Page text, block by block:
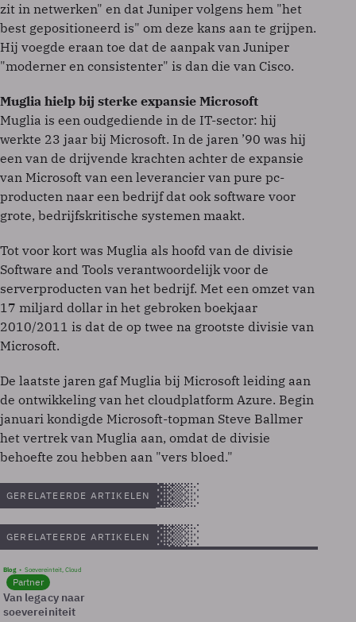
zit in netwerken" en dat Juniper volgens hem "het
best gepositioneerd is" om deze kans aan te grijpen.
Hij voegde eraan toe dat de aanpak van Juniper
"moderner en consistenter" is dan die van Cisco.
Muglia hielp bij sterke expansie Microsoft
Muglia is een oudgediende in de IT-sector: hij
werkte 23 jaar bij Microsoft. In de jaren ’90 was hij
een van de drijvende krachten achter de expansie
van Microsoft van een leverancier van pure pc-
producten naar een bedrijf dat ook software voor
grote, bedrijfskritische systemen maakt.
Tot voor kort was Muglia als hoofd van de divisie
Software and Tools verantwoordelijk voor de
serverproducten van het bedrijf. Met een omzet van
17 miljard dollar in het gebroken boekjaar
2010/2011 is dat de op twee na grootste divisie van
Microsoft.
De laatste jaren gaf Muglia bij Microsoft leiding aan
de ontwikkeling van het cloudplatform Azure. Begin
januari kondigde Microsoft-topman Steve Ballmer
het vertrek van Muglia aan, omdat de divisie
behoefte zou hebben aan "vers bloed."
GERELATEERDE ARTIKELEN
GERELATEERDE ARTIKELEN
Blog Soevereinteit, Cloud
Partner
Van legacy naar
soevereiniteit